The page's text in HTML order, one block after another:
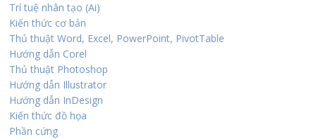
Trí tuệ nhân tạo (Ai)
Kiến thức cơ bản
Thủ thuật Word, Excel, PowerPoint, PivotTable
Hướng dẫn Corel
Thủ thuật Photoshop
Hướng dẫn Illustrator
Hướng dẫn InDesign
Kiến thức đồ họa
Phần cứng